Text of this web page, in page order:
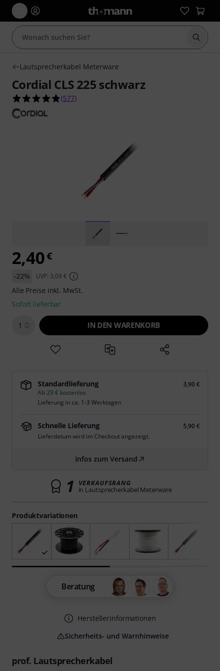
Suche
Lautsprecherkabel Meterware
Cordial CLS 225 schwarz
4.9 von 5 Sternen aus 577 Kundenbewertungen
(577)
prof. Lautsprecherkabel
Produktvariationen
2,40€
-22% UVP: 3,09 €
Alle Preise inkl. MwSt.
Sofort lieferbar
1 IN DEN WARENKORB
Standardlieferung
3,90 €
Ab 29 € kostenlos
Lieferung in ca. 1-3 Werktagen
Schnelle Lieferung
5,90 €
Lieferdatum wird im Checkout angezeigt.
Infos zum Versand
1 VERKAUFSRANG
in Lautsprecherkabel Meterware
Beratung
Herstellerinformationen
Sicherheits- und Warnhinweise